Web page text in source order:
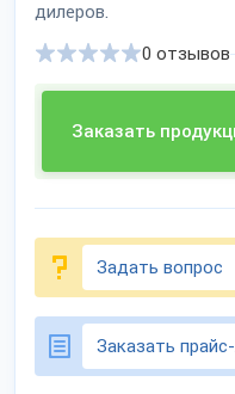
дилеров.
Заказать
0 отзывов
Задать вопрос
Заказать